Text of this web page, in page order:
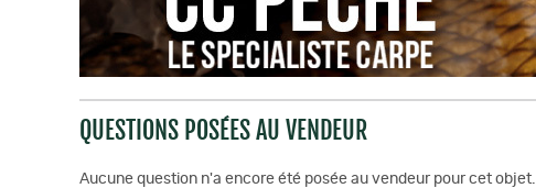
QUESTIONS POSÉES AU VENDEUR
Aucune question n'a encore été posée au vendeur pour cet objet.